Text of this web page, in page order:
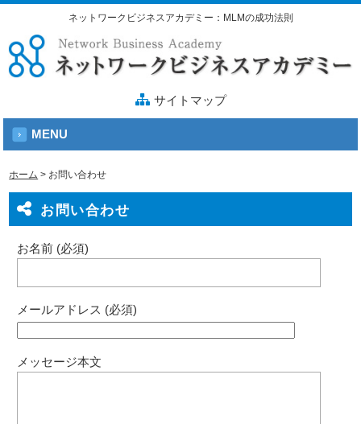
ネットワークビジネスアカデミー：MLMの成功法則
サイトマップ
MENU
ホーム > お問い合わせ
お問い合わせ
お名前 (必須)
メールアドレス (必須)
メッセージ本文